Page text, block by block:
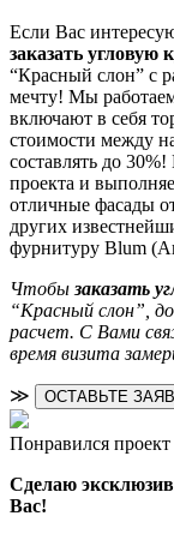
Если Вас
заказать угловую
“Красный слон” с
мечту! Мы
включают в себя
стоимости между
составлять до
проекта и
отличные фасады
других
фурнитуру Blum
Чтобы заказать
“Красный слон”,
расчет. С Вами
время визита
≫ ОСТАВЬТЕ
Понравился
Сделаю
Вас!